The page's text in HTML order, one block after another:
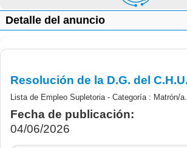
Detalle del anuncio
Lista de Empleo Supletoria - Categoría : Matrón/a.
Fecha de publicación:
04/06/2026